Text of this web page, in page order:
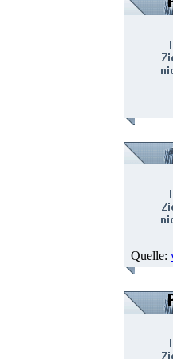
Quelle: